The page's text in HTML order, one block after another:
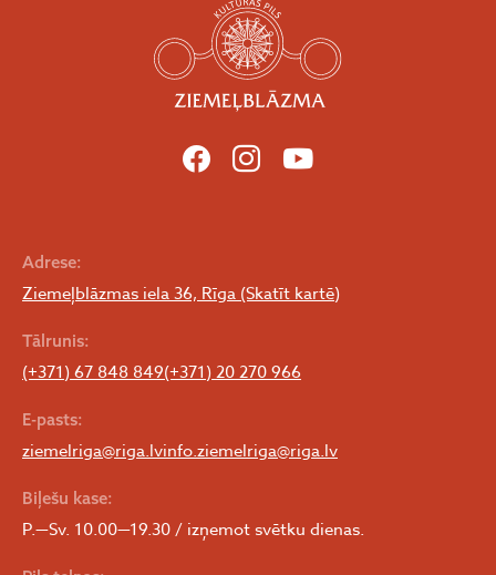
Adrese:
Ziemeļblāzmas iela 36, Rīga (Skatīt kartē)
Tālrunis:
(+371) 67 848 849(+371) 20 270 966
E-pasts:
ziemelriga@riga.lvinfo.ziemelriga@riga.lv
Biļešu kase:
P.—Sv. 10.00—19.30 / izņemot svētku dienas.